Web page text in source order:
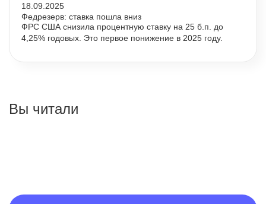
18.09.2025
Федрезерв: ставка пошла вниз
ФРС США снизила процентную ставку на 25 б.п. до
4,25% годовых. Это первое понижение в 2025 году.
Вы читали